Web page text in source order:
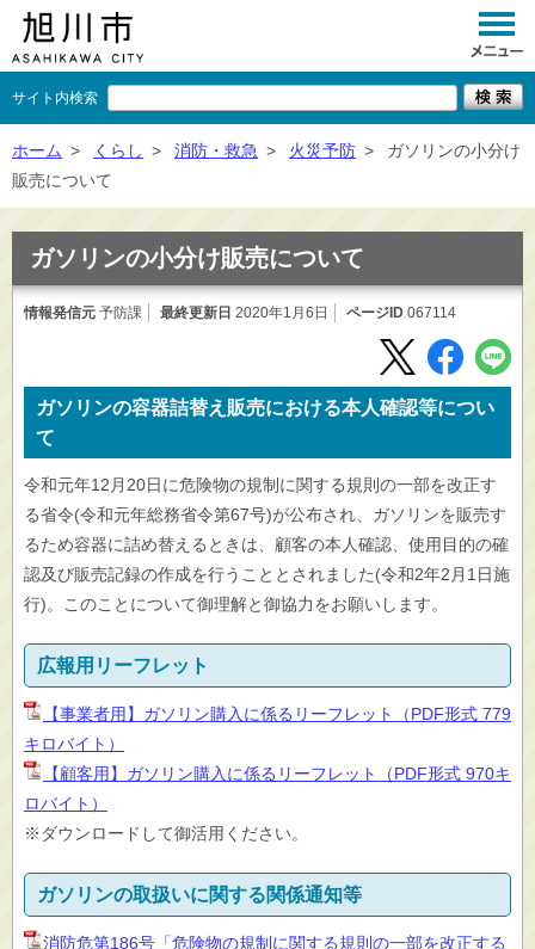
サイト内検索
くらし
観光
事業者向け
市政情報
ホーム > くらし > 消防・救急 > 火災予防 >
ガソリンの小分け
販売について
ガソリンの小分け販売について
情報発信元 予防課 最終更新日 2020年1月6日 ページID 067114
ガソリンの容器詰替え販売における本人確認等につい
て
令和元年12月20日に危険物の規制に関する規則の一部を改正す
る省令(令和元年総務省令第67号)が公布され、ガソリンを販売す
るため容器に詰め替えるときは、顧客の本人確認、使用目的の確
認及び販売記録の作成を行うこととされました(令和2年2月1日施
行)。このことについて御理解と御協力をお願いします。
広報用リーフレット
【事業者用】ガソリン購入に係るリーフレット（PDF形式 779
キロバイト）
【顧客用】ガソリン購入に係るリーフレット（PDF形式 970キ
ロバイト）
※ダウンロードして御活用ください。
ガソリンの取扱いに関する関係通知等
消防危第186号「危険物の規制に関する規則の一部を改正する